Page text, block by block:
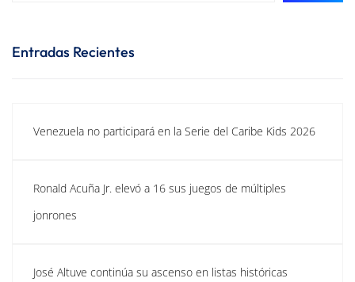
Entradas Recientes
Venezuela no participará en la Serie del Caribe Kids 2026
Ronald Acuña Jr. elevó a 16 sus juegos de múltiples
jonrones
José Altuve continúa su ascenso en listas históricas